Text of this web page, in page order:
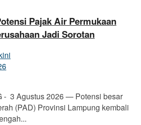
Pajak Air Permukaan
Jadi Sorotan
- 3 Agustus 2026 — Potensi besar
(PAD) Provinsi Lampung kembali